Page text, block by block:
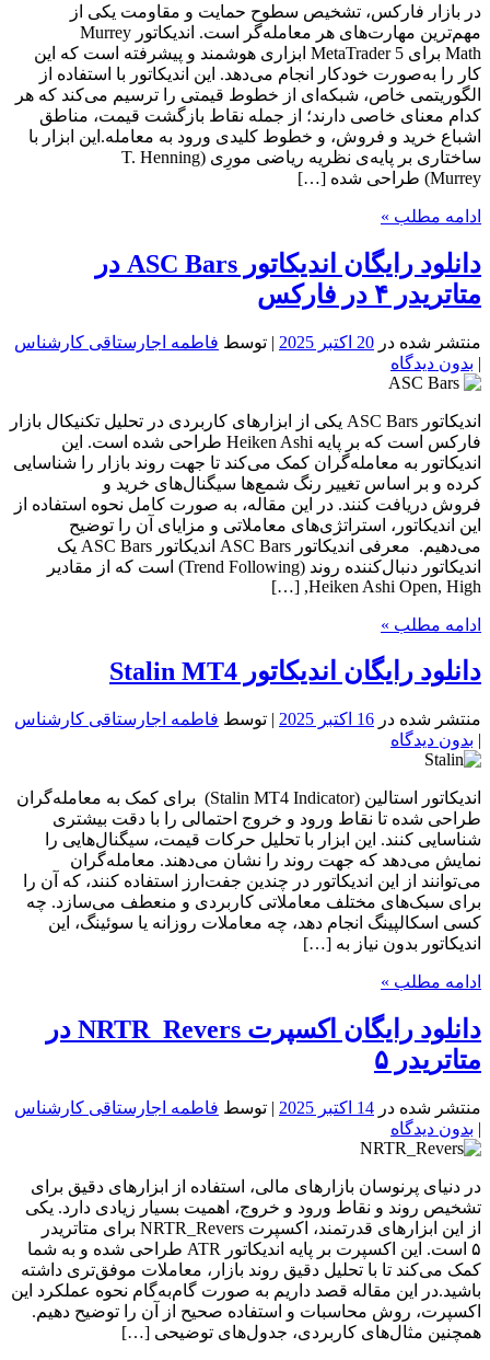
در بازار فارکس، تشخیص سطوح حمایت و مقاومت یکی از
مهم‌ترین مهارت‌های هر معامله‌گر است. اندیکاتور Murrey
Math برای MetaTrader 5 ابزاری هوشمند و پیشرفته است که این
کار را به‌صورت خودکار انجام می‌دهد. این اندیکاتور با استفاده از
الگوریتمی خاص، شبکه‌ای از خطوط قیمتی را ترسیم می‌کند که هر
کدام معنای خاصی دارند؛ از جمله نقاط بازگشت قیمت، مناطق
اشباع خرید و فروش، و خطوط کلیدی ورود به معامله.این ابزار با
ساختاری بر پایه‌ی نظریه ریاضی مورِی (T. Henning
Murrey) طراحی شده […]
ادامه مطلب »
دانلود رایگان اندیکاتور ASC Bars در
متاتریدر ۴ در فارکس
منتشر شده در 20 اکتبر 2025 | توسط فاطمه اجارستاقی کارشناس
| بدون دیدگاه
اندیکاتور ASC Bars یکی از ابزارهای کاربردی در تحلیل تکنیکال بازار
فارکس است که بر پایه Heiken Ashi طراحی شده است. این
اندیکاتور به معامله‌گران کمک می‌کند تا جهت روند بازار را شناسایی
کرده و بر اساس تغییر رنگ شمع‌ها سیگنال‌های خرید و
فروش دریافت کنند. در این مقاله، به صورت کامل نحوه استفاده از
این اندیکاتور، استراتژی‌های معاملاتی و مزایای آن را توضیح
می‌دهیم. معرفی اندیکاتور ASC Bars اندیکاتور ASC Bars یک
اندیکاتور دنبال‌کننده روند (Trend Following) است که از مقادیر
Heiken Ashi Open, High, […]
ادامه مطلب »
دانلود رایگان اندیکاتور Stalin MT4
منتشر شده در 16 اکتبر 2025 | توسط فاطمه اجارستاقی کارشناس
| بدون دیدگاه
اندیکاتور استالین (Stalin MT4 Indicator) برای کمک به معامله‌گران
طراحی شده تا نقاط ورود و خروج احتمالی را با دقت بیشتری
شناسایی کنند. این ابزار با تحلیل حرکات قیمت، سیگنال‌هایی را
نمایش می‌دهد که جهت روند را نشان می‌دهند. معامله‌گران
می‌توانند از این اندیکاتور در چندین جفت‌ارز استفاده کنند، که آن را
برای سبک‌های مختلف معاملاتی کاربردی و منعطف می‌سازد. چه
کسی اسکالپینگ انجام دهد، چه معاملات روزانه یا سوئینگ، این
اندیکاتور بدون نیاز به […]
ادامه مطلب »
دانلود رایگان اکسپرت NRTR_Revers در
متاتریدر ۵
منتشر شده در 14 اکتبر 2025 | توسط فاطمه اجارستاقی کارشناس
| بدون دیدگاه
در دنیای پرنوسان بازارهای مالی، استفاده از ابزارهای دقیق برای
تشخیص روند و نقاط ورود و خروج، اهمیت بسیار زیادی دارد. یکی
از این ابزارهای قدرتمند، اکسپرت NRTR_Revers برای متاتریدر
۵ است. این اکسپرت بر پایه اندیکاتور ATR طراحی شده و به شما
کمک می‌کند تا با تحلیل دقیق روند بازار، معاملات موفق‌تری داشته
باشید.در این مقاله قصد داریم به صورت گام‌به‌گام نحوه عملکرد این
اکسپرت، روش محاسبات و استفاده صحیح از آن را توضیح دهیم.
همچنین مثال‌های کاربردی، جدول‌های توضیحی […]